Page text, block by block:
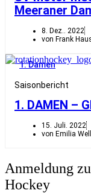
Meeraner
8. Dez.. 2022
von Frank
1. Damen
Saisonbericht
1. DAMEN –
15. Juli. 2022
von Emilia
Anmeldung
Hockey